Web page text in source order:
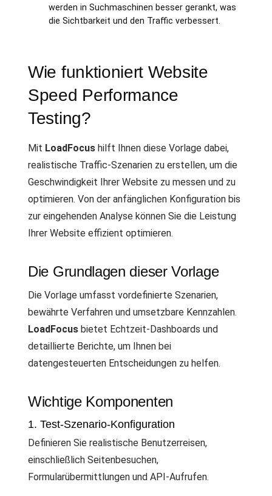
werden in Suchmaschinen besser gerankt, was
die Sichtbarkeit und den Traffic verbessert.
Wie funktioniert Website
Speed Performance
Testing?
Mit LoadFocus hilft Ihnen diese Vorlage dabei,
realistische Traffic-Szenarien zu erstellen, um die
Geschwindigkeit Ihrer Website zu messen und zu
optimieren. Von der anfänglichen Konfiguration bis
zur eingehenden Analyse können Sie die Leistung
Ihrer Website effizient optimieren.
Die Grundlagen dieser Vorlage
Die Vorlage umfasst vordefinierte Szenarien,
bewährte Verfahren und umsetzbare Kennzahlen.
LoadFocus bietet Echtzeit-Dashboards und
detaillierte Berichte, um Ihnen bei
datengesteuerten Entscheidungen zu helfen.
Wichtige Komponenten
1. Test-Szenario-Konfiguration
Definieren Sie realistische Benutzerreisen,
einschließlich Seitenbesuchen,
Formularübermittlungen und API-Aufrufen.